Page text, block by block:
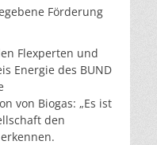
Förderung
Flexperten und
Energie des BUND
von Biogas: „Es ist
den